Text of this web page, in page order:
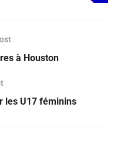
à Houston
les U17 féminins